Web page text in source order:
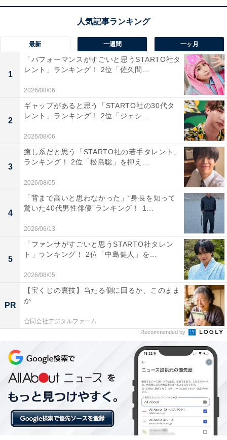
1位は「福岡県」でした。多くの人が、都市機能と自然
環境のバランスや交通の利便性に魅力を感じているよう
ラや、多様な教育・生活環境が、子育てのしやすさにつ
ながっていると評価されています。
回答者からは「交通の便が良く、暮らしやすい環境が整
っているから」（30代女性／東京都）、「街全体がそこ
まで広すぎず、電車のアクセスもとても良いので移動し
やすいと聞いたことがある」（30代女性／千葉県）、
「都会と自然のバランスがいいので、子育てしやすい」
（30代女性／福岡県）などのコメントが寄せられていま
※回答コメントは原文ママです
次ページ
8位までの全ランキング結果を見
る
最新 一週間 一ヶ月
1
「パフォーマンスがすごいと思うSTARTO社タ
レント」ランキング！ 2位「佐久間...
2026/08/06
2
ギャップがあると思う「STARTO社の30代タ
レント」ランキング！ 2位「ジェシ...
2026/08/06
3
癒し系だと思う「STARTO社の若手タレント」
ランキング！ 2位「松島聡」を抑え...
2026/08/05
4
「背まで高いと思わなかった」“身長を知って
驚いた40代男性俳優”ランキング！ 1...
2026/06/13
5
「ファンサがすごいと思うSTARTO社タレン
ト」ランキング！ 2位「中島健人」を...
2026/08/05
PR
【宝くじの裏技】当たる側に回るか、このまま
か
合同会社デジタルファーム
Recommended by